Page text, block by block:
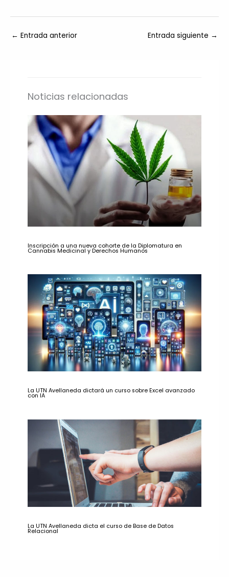
← Entrada anterior Entrada siguiente →
Noticias relacionadas
Inscripción a una nueva cohorte de la Diplomatura en
Cannabis Medicinal y Derechos Humanos
La UTN Avellaneda dictará un curso sobre Excel avanzado
con IA
La UTN Avellaneda dicta el curso de Base de Datos
Relacional